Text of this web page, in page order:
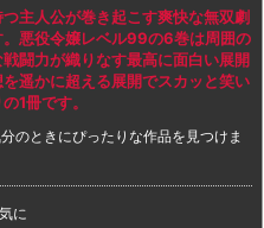
主人公が巻き起こす爽快な無双劇
悪役令嬢レベル99の6巻は周囲の
闘力が織りなす最高に面白い展開
遥かに超える展開でスカッと笑い
1冊です。
のときにぴったりな作品を見つけま
に